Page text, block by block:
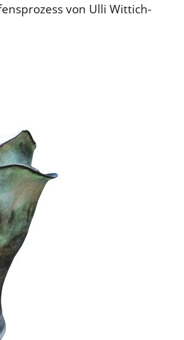
von Ulli Wittich-